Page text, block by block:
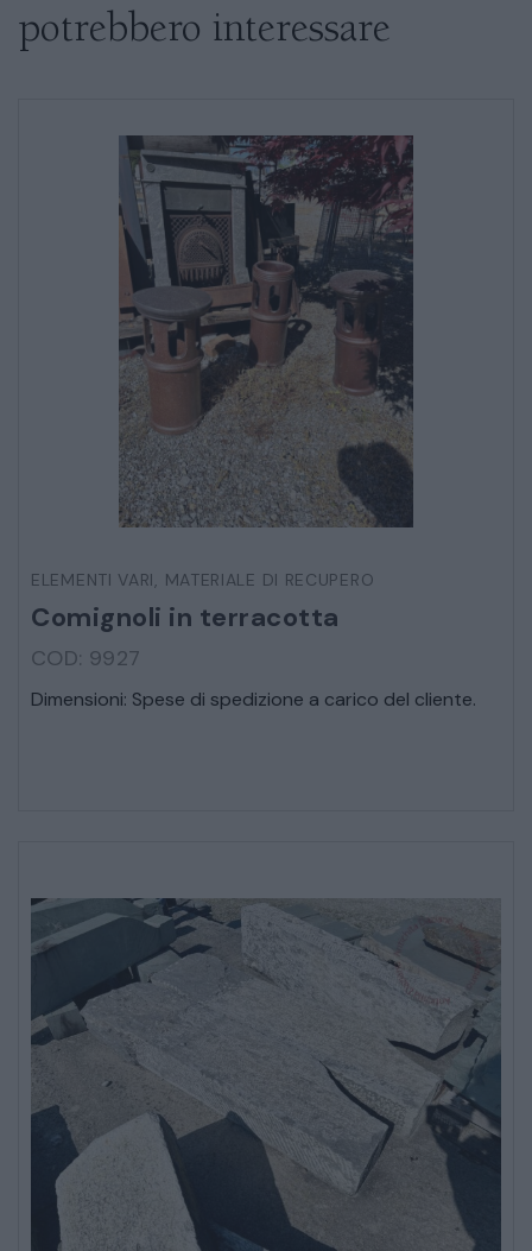
ARMADI
LETTI
COMÒ E COMODINI
SALE DA PRANZO E SOGGIORNO
TAVOLI TAVOLINI CONSOLE
potrebbero interessare
ELEMENTI VARI, MATERIALE DI RECUPERO
Comignoli in terracotta
COD: 9927
Dimensioni: Spese di spedizione a carico del cliente.